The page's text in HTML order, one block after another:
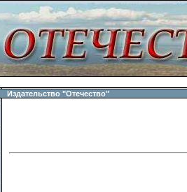
Издательство "Отечество"